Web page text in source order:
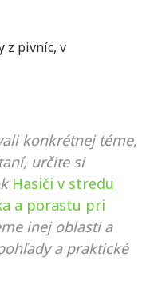
z pivníc, v
konkrétnej téme,
určite si
Hasiči v stredu
a porastu pri
inej oblasti a
a praktické